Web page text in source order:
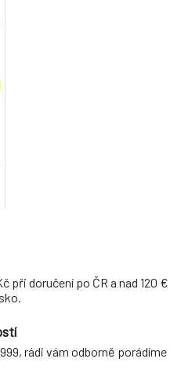
při doručení po ČR a nad 120 €
rádi vám odborně porádíme